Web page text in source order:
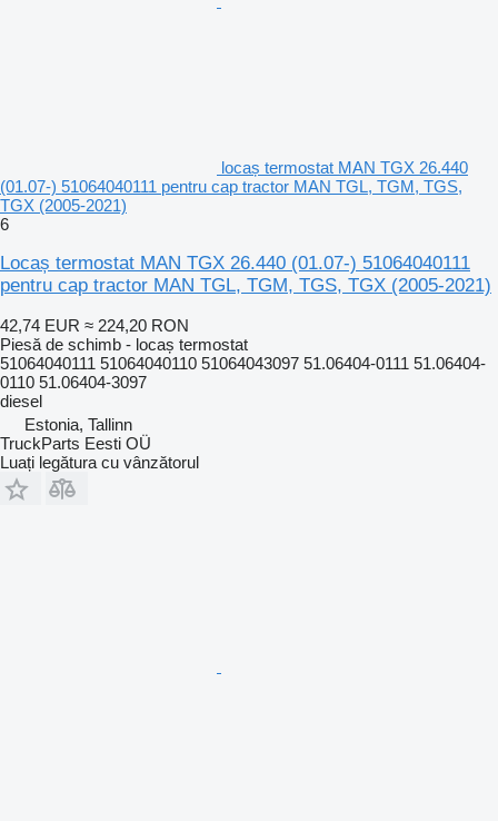
locaș termostat MAN TGX 26.440
(01.07-) 51064040111 pentru cap tractor MAN TGL, TGM, TGS,
TGX (2005-2021)
6
Locaș termostat MAN TGX 26.440 (01.07-) 51064040111
pentru cap tractor MAN TGL, TGM, TGS, TGX (2005-2021)
42,74 EUR ≈ 224,20 RON
Piesă de schimb - locaș termostat
51064040111 51064040110 51064043097 51.06404-0111 51.06404-
0110 51.06404-3097
diesel
Estonia, Tallinn
TruckParts Eesti OÜ
Luați legătura cu vânzătorul